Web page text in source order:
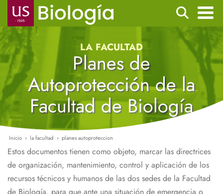
Pasar
contenido
principal
Buscar
Navegación
principal LA FACULTAD
Planes de
Autoprotección de la
Facultad de Biología
Ruta
de
navegación
Inicio la facultad planes autoproteccion
Estos documentos tienen como objeto, marcar las directrices
de organización, mantenimiento, control y aplicación de los
recursos técnicos y humanos de las dos sedes de la Facultad